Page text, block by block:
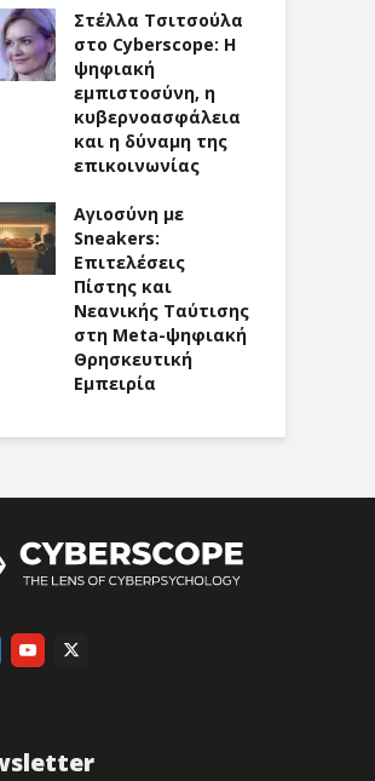
Στέλλα Τσιτσούλα
στο Cyberscope: Η
ψηφιακή
εμπιστοσύνη, η
κυβερνοασφάλεια
και η δύναμη της
επικοινωνίας
Αγιοσύνη με
Sneakers:
Επιτελέσεις
Πίστης και
Νεανικής Ταύτισης
στη Meta-ψηφιακή
Θρησκευτική
Εμπειρία